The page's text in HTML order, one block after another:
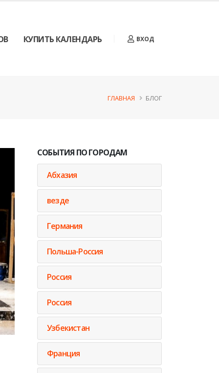
КУПИТЬ КАЛЕНДАРЬ ВХОД
ГЛАВНАЯ БЛОГ
СОБЫТИЯ ПО ГОРОДАМ
Абхазия
везде
Германия
Польша-Россия
Россия
Россия
Узбекистан
Франция